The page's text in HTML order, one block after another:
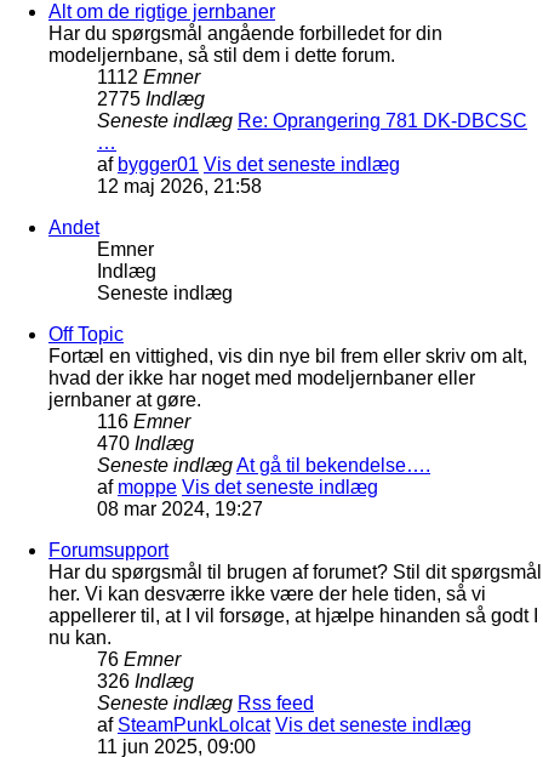
Alt om de rigtige jernbaner
Har du spørgsmål angående forbilledet for din
modeljernbane, så stil dem i dette forum.
1112 Emner
2775 Indlæg
Seneste indlæg Re: Oprangering 781 DK-DBCSC
…
af bygger01 Vis det seneste indlæg
12 maj 2026, 21:58
Andet
Emner
Indlæg
Seneste indlæg
Off Topic
Fortæl en vittighed, vis din nye bil frem eller skriv om alt,
hvad der ikke har noget med modeljernbaner eller
jernbaner at gøre.
116 Emner
470 Indlæg
Seneste indlægAt gå til bekendelse….
af moppe Vis det seneste indlæg
08 mar 2024, 19:27
Forumsupport
Har du spørgsmål til brugen af forumet? Stil dit spørgsmål
her. Vi kan desværre ikke være der hele tiden, så vi
appellerer til, at I vil forsøge, at hjælpe hinanden så godt I
nu kan.
76 Emner
326 Indlæg
Seneste indlæg Rss feed
af SteamPunkLolcat Vis det seneste indlæg
11 jun 2025, 09:00